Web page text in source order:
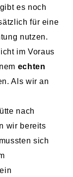
es noch
für eine
nutzen.
im Voraus
echten
Als wir an
nach
wir bereits
sich